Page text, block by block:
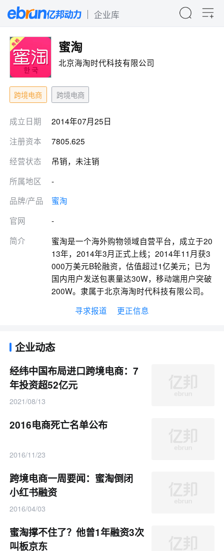
企业库
蜜淘
北京海淘时代科技有限公司
跨境电商 跨境电商
成立日期
2014年07月25日
注册资本
7805.625
经营状态
吊销，未注销
所属地区
-
品牌/产品
蜜淘
官网
-
简介
蜜淘是一个海外购物领域自营平台，成立于20
13年，2014年3月正式上线；2014年11月获3
000万美元B轮融资，估值超过1亿美元；已为
国内用户发送包裹量达30W，移动端用户突破
200W。隶属于北京海淘时代科技有限公司。
寻求报道
更正信息
企业动态
经纬中国布局进口跨境电商：7
年投资超52亿元
2021/08/13
2016电商死亡名单公布
2016/11/23
跨境电商一周要闻：蜜淘倒闭
小红书融资
2016/04/03
蜜淘撑不住了？他曾1年融资3次
叫板京东